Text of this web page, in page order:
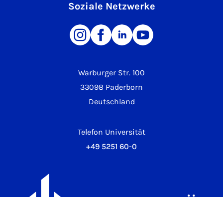
Warburger Str. 100
33098 Paderborn
Deutschland
Telefon Universität
+49 5251 60-0
Soziale Netzwerke